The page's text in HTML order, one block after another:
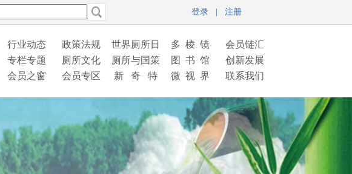
登录 注册
行业动态 政策法规 世界厕所日 多 棱 镜
会员链汇
专栏专题 厕所文化 厕所与国策 图 书 馆
创新发展
会员之窗 会员专区 新 奇 特 微 视 界 联系我们